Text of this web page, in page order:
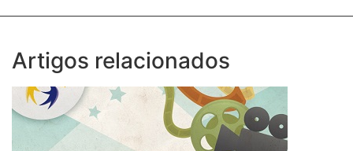
Artigos relacionados